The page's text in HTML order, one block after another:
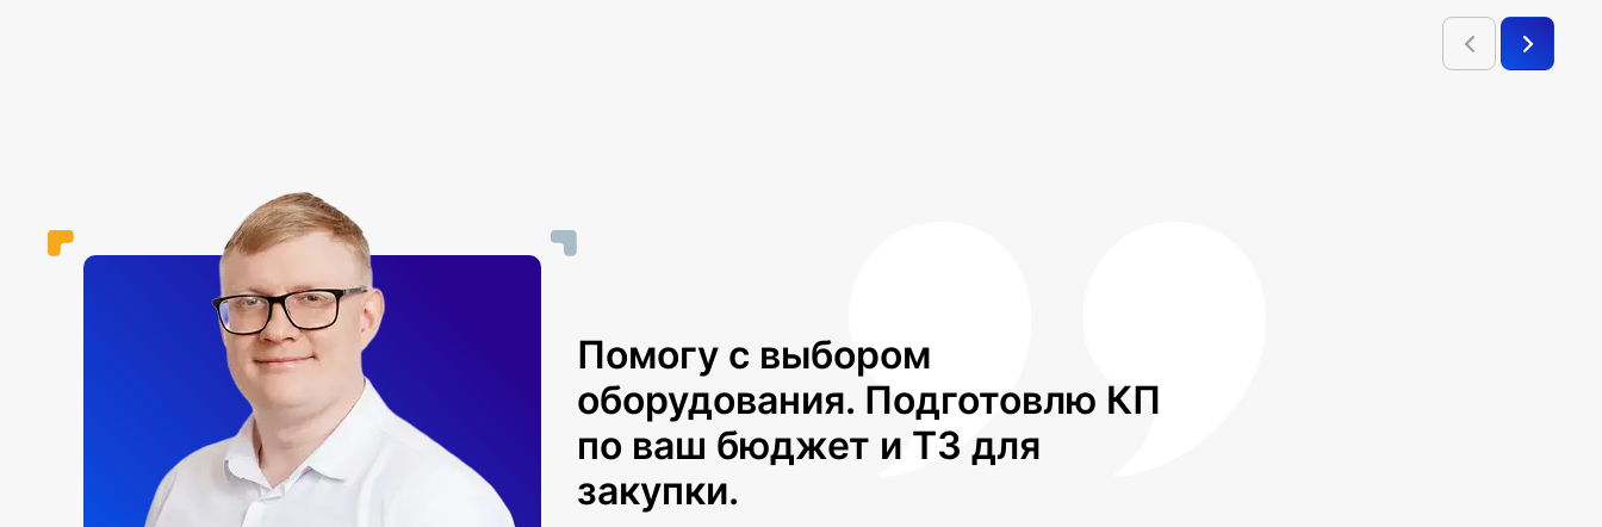
Помогу с выбором
оборудования. Подготовлю КП
по ваш бюджет и ТЗ для
закупки.